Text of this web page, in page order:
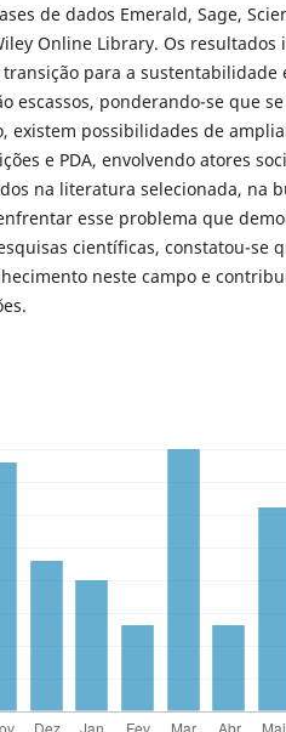
de dados Emerald, Sage,
Online Library. Os resultados
para a sustentabilidade
escassos, ponderando-se que
existem possibilidades de
e PDA, envolvendo atores
na literatura selecionada, na
esse problema que
científicas, constatou-se
neste campo e